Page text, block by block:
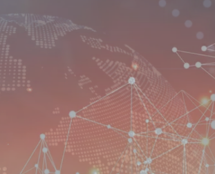
SYSTEM
DESIGN
ITシステムデザイン
PARTNER
提携会社
ホームページ制作取り組みへ
の想い